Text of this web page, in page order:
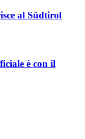
al Südtirol
è con il